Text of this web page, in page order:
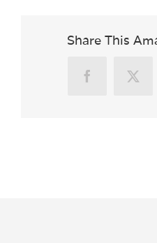
Share This
FacebookX